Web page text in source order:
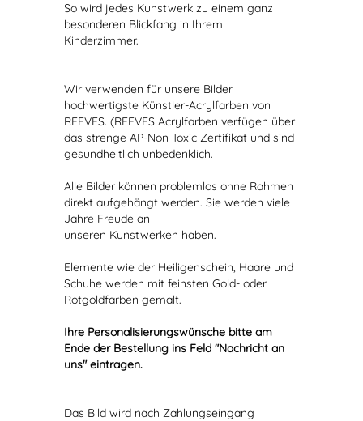
So wird jedes Kunstwerk zu einem ganz
besonderen Blickfang in Ihrem
Kinderzimmer.
Wir verwenden für unsere Bilder
hochwertigste Künstler-Acrylfarben von
REEVES. (REEVES Acrylfarben verfügen über
das strenge AP-Non Toxic Zertifikat und sind
gesundheitlich unbedenklich.
Alle Bilder können problemlos ohne Rahmen
direkt aufgehängt werden. Sie werden viele
Jahre Freude an
unseren Kunstwerken haben.
Elemente wie der Heiligenschein, Haare und
Schuhe werden mit feinsten Gold- oder
Rotgoldfarben gemalt.
Ihre Personalisierungswünsche bitte am
Ende der Bestellung ins Feld "Nachricht an
uns" eintragen.
Das Bild wird nach Zahlungseingang